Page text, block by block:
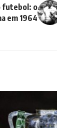
futebol: o
em 1964